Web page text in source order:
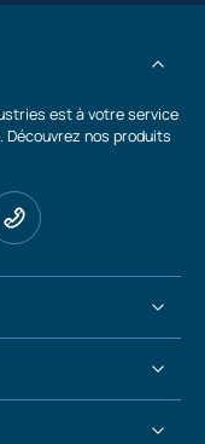
est à votre service
Découvrez nos produits